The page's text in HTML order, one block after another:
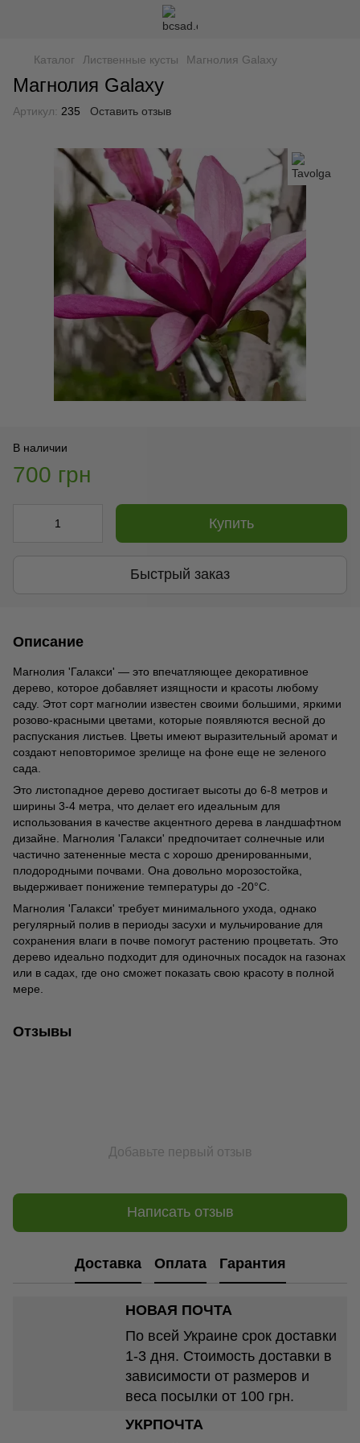
Каталог Лиственные кусты Магнолия Galaxy
Магнолия Galaxy
Артикул: 235 Оставить отзыв
В наличии
700 грн
Купить
Быстрый заказ
Описание
Магнолия 'Галакси' — это впечатляющее декоративное
дерево, которое добавляет изящности и красоты любому
саду. Этот сорт магнолии известен своими большими, яркими
розово-красными цветами, которые появляются весной до
распускания листьев. Цветы имеют выразительный аромат и
создают неповторимое зрелище на фоне еще не зеленого
сада.
Это листопадное дерево достигает высоты до 6-8 метров и
ширины 3-4 метра, что делает его идеальным для
использования в качестве акцентного дерева в ландшафтном
дизайне. Магнолия 'Галакси' предпочитает солнечные или
частично затененные места с хорошо дренированными,
плодородными почвами. Она довольно морозостойка,
выдерживает понижение температуры до -20°C.
Магнолия 'Галакси' требует минимального ухода, однако
регулярный полив в периоды засухи и мульчирование для
сохранения влаги в почве помогут растению процветать. Это
дерево идеально подходит для одиночных посадок на газонах
или в садах, где оно сможет показать свою красоту в полной
мере.
Отзывы
Добавьте первый отзыв
Написать отзыв
Доставка Оплата Гарантия
НОВАЯ ПОЧТА
По всей Украине срок доставки
1-3 дня. Стоимость доставки в
зависимости от размеров и
веса посылки от 100 грн.
УКРПОЧТА